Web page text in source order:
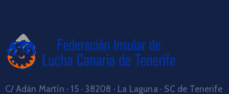
C/ Adán Martín · 15 · 38208 · La Laguna · SC de Tenerife